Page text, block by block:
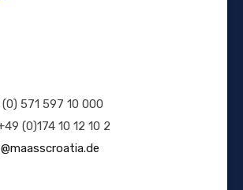
571 597 10 000
(0)174 10 12 10 2